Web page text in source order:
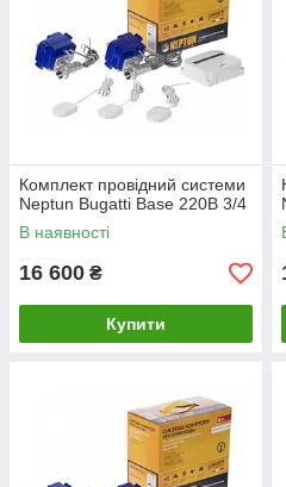
Комплект провідний системи
Neptun Bugatti Base 220B 3/4
В наявності
16 600 ₴
Купити